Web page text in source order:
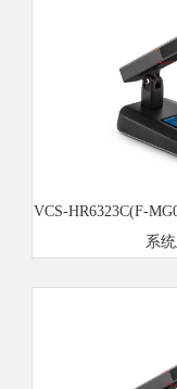
VCS-HR6323C(F-
系